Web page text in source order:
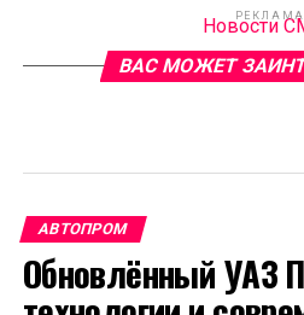
РЕКЛАМА
Новости
ВАС МОЖЕТ
АВТОПРОМ
Обновлённый УАЗ